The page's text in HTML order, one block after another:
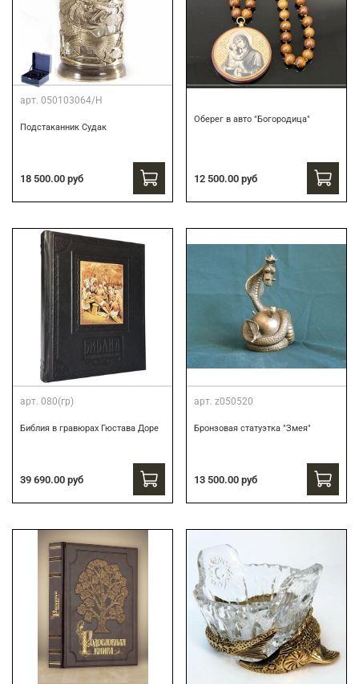
арт. 050103064/Н
Подстаканник Судак
18 500.00 руб
Оберег в авто "Богородица"
12 500.00 руб
арт. 080(гр)
Библия в гравюрах Гюстава Доре
39 690.00 руб
арт. z050520
Бронзовая статуэтка "Змея"
13 500.00 руб